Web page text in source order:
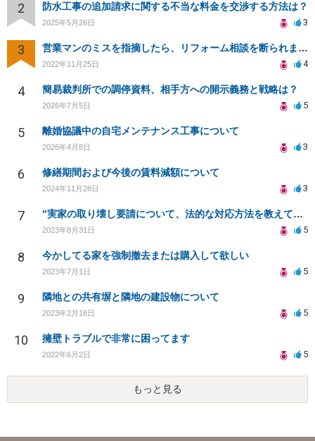
2 防水工事の追加請求に関する不当な料金を交渉する方法は？
2025年5月26日 3
3 営業マンのミスを指摘したら、リフォーム相談を断られました。
2022年11月25日 4
4 簡易裁判所での調停資料、相手方への開示義務と戦略は？
2026年7月5日 5
5 離婚協議中の自宅メンテナンス工事について
2026年4月8日 3
6 修繕期間および今後の賃料減額について
2024年11月28日 3
7 "実家の取り壊し要請について、法的な対応方法を教えてください"
2023年8月31日 5
8 今かしてる家を強制撤去または購入して欲しい
2023年7月1日 5
9 隣地との共有塀と隣地の建設物について
2023年2月18日 5
10 擁壁トラブルで非常に困ってます
2022年6月2日 5
もっと見る